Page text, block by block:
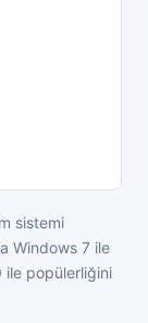
sistemi
Windows 7 ile
ile popülerliğini